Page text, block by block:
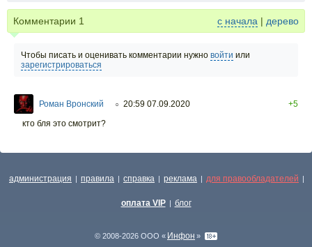
Комментарии 1 с начала | дерево
Чтобы писать и оценивать комментарии нужно войти или
зарегистрироваться
Роман Вронский ○ 20:59 07.09.2020
+5
кто бля это смотрит?
администрация | правила | справка | реклама | для правообладателей |
оплата VIP | блог
© 2008-2026 ООО « Инфон »